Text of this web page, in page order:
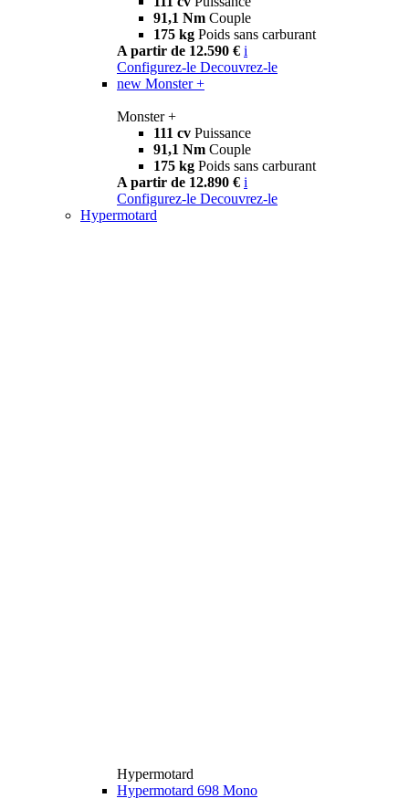
91,1 Nm Couple
175 kg Poids sans carburant
A partir de 12.590 € i
Configurez-le Decouvrez-le
new Monster +
Monster +
111 cv Puissance
91,1 Nm Couple
175 kg Poids sans carburant
A partir de 12.890 € i
Configurez-le Decouvrez-le
Hypermotard
Hypermotard
Hypermotard 698 Mono